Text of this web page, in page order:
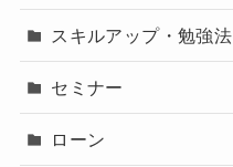
スキルアップ・勉強法
セミナー
ローン